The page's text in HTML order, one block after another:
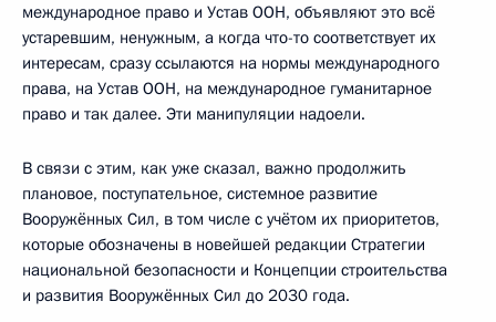
международное право и Устав ООН, объявляют это всё
устаревшим, ненужным, а когда что-то соответствует их
интересам, сразу ссылаются на нормы международного
права, на Устав ООН, на международное гуманитарное
право и так далее. Эти манипуляции надоели.
В связи с этим, как уже сказал, важно продолжить
плановое, поступательное, системное развитие
Вооружённых Сил, в том числе с учётом их приоритетов,
которые обозначены в новейшей редакции Стратегии
национальной безопасности и Концепции строительства
и развития Вооружённых Сил до 2030 года.